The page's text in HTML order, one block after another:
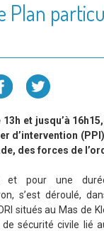
Plan
Twitter
et jusqu’à
d’intervention
des forces de
et pour une
s’est déroulé,
situés au Mas de
sécurité civile lié